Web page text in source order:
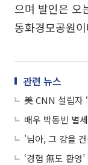
으며 발인은 오
동화경모공원
관련 뉴스
美 CNN 설립자
배우 박동빈 별
‘경험 無도 환영